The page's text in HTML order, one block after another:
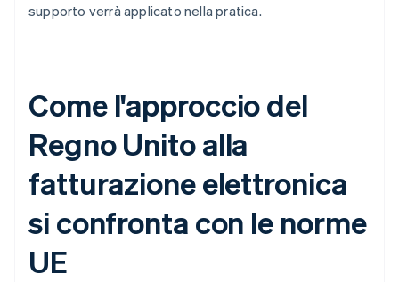
supporto verrà applicato nella pratica.
Come l'approccio del
Regno Unito alla
fatturazione elettronica
si confronta con le norme
UE